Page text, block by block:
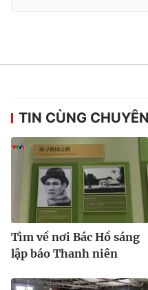
TIN CÙNG
Tìm về nơi Bác Hồ sáng
lập báo Thanh niên